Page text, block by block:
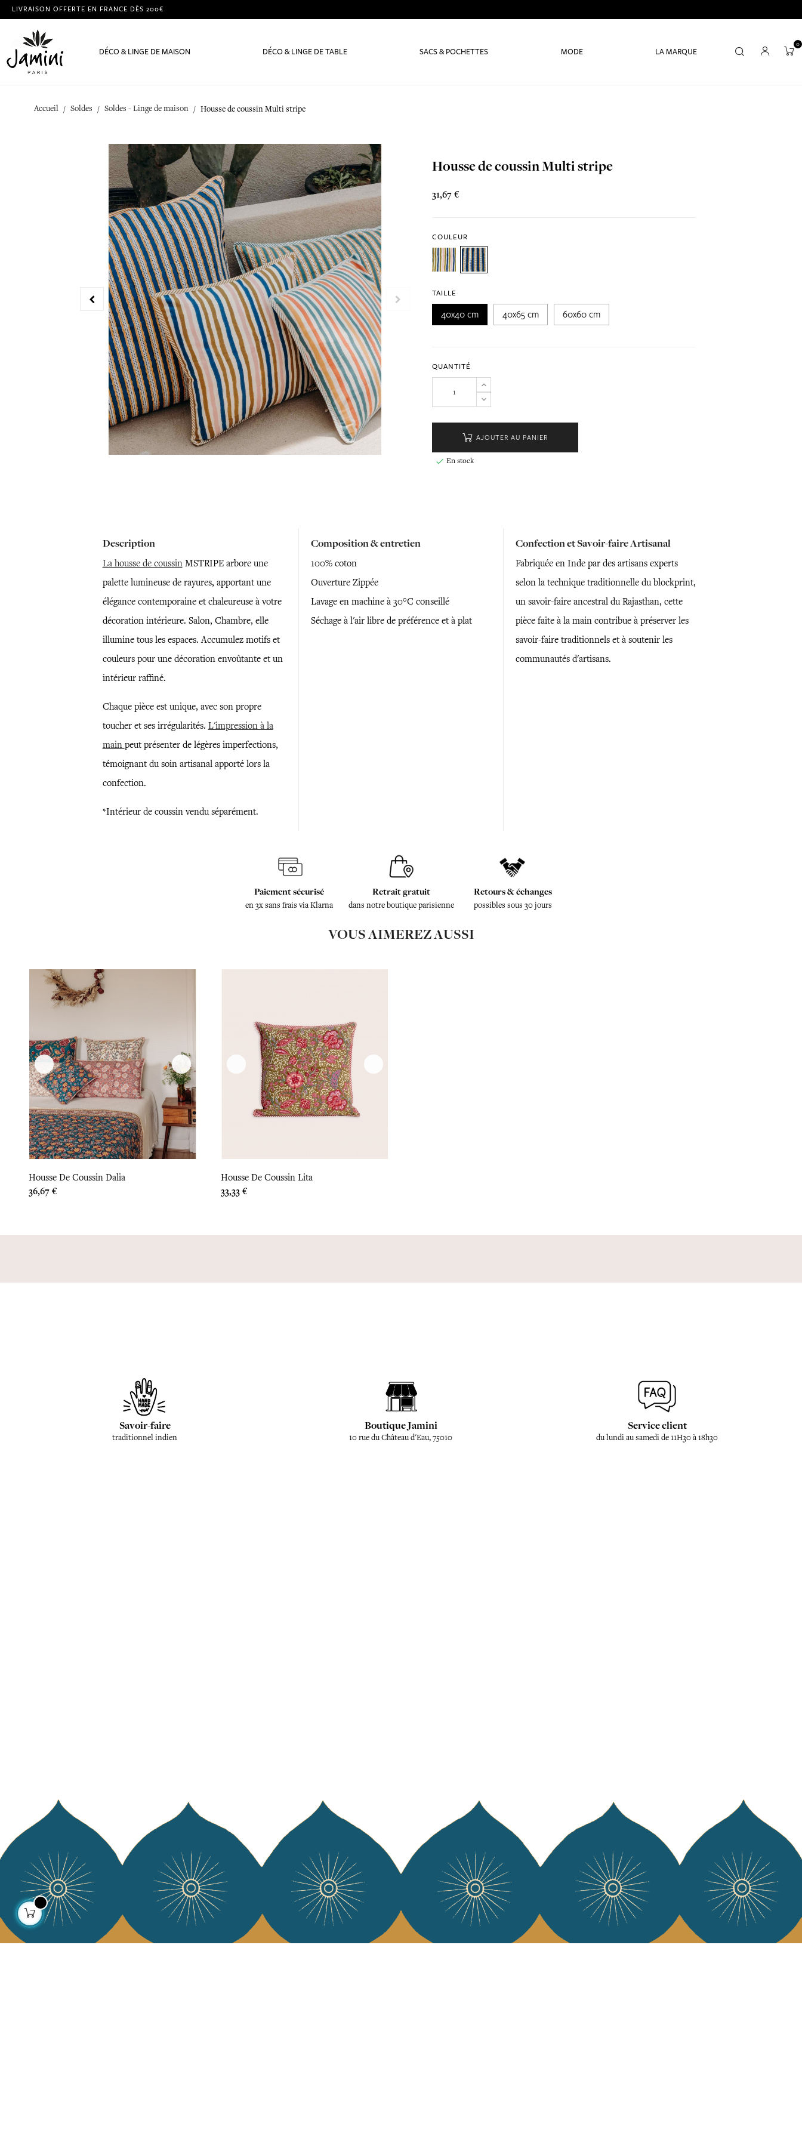
LIVRAISON OFFERTE EN FRANCE DÈS 200€
DÉCO & LINGE DE MAISON DÉCO & LINGE DE TABLE SACS & POCHETTES MODE LA MARQUE
0
Accueil Soldes Soldes - Linge de maison Housse de coussin Multi stripe
Housse de coussin Multi stripe
31,67 €
COULEUR
TAILLE
40x40 cm 40x65 cm 60x60 cm
QUANTITÉ
AJOUTER AU PANIER
 En stock
Description
La housse de coussinMSTRIPE arbore une
palette lumineuse de rayures, apportant une
élégance contemporaine et chaleureuse à votre
décoration intérieure. Salon, Chambre, elle
illumine tous les espaces. Accumulez motifs et
couleurs pour une décoration envoûtante et un
intérieur raffiné.
Chaque pièce est unique, avec son propre
toucher et ses irrégularités. L'impression à la
main peut présenter de légères imperfections,
témoignant du soin artisanal apporté lors la
confection.
*Intérieur de coussin vendu séparément.
Composition & entretien
100% coton
Ouverture Zippée
Lavage en machine à 30°C conseillé
Séchage à l'air libre de préférence et à plat
Confection et Savoir-faire Artisanal
Fabriquée en Inde par des artisans experts
selon la technique traditionnelle du blockprint,
un savoir-faire ancestral du Rajasthan, cette
pièce faite à la main contribue à préserver les
savoir-faire traditionnels et à soutenir les
communautés d'artisans.
Paiement sécurisé
en 3x sans frais via Klarna
Retrait gratuit
dans notre boutique parisienne
Retours & échanges
possibles sous 30 jours
VOUS AIMEREZ AUSSI
Housse De Coussin Dalia
Prix
36,67 €
Housse De Coussin Lita
Prix
33,33 €
Savoir-faire
traditionnel indien
Boutique Jamini
10 rue du Château d'Eau, 75010
Service client
du lundi au samedi de 11H30 à 18h30